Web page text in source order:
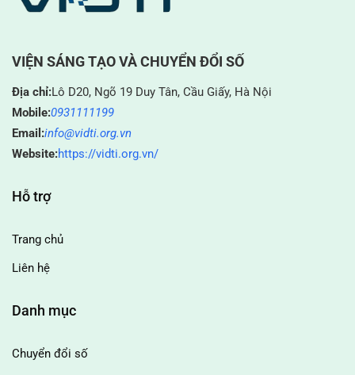
VIỆN SÁNG TẠO VÀ CHUYỂN ĐỔI SỐ
Địa chỉ:Lô D20, Ngõ 19 Duy Tân, Cầu Giấy, Hà Nội
Mobile:0931111199
Email:info@vidti.org.vn
Website:https://vidti.org.vn/
Hỗ trợ
Trang chủ
Liên hệ
Danh mục
Chuyển đổi số